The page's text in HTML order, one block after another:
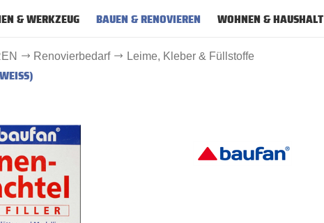
& WERKZEUG BAUEN & RENOVIEREN WOHNEN & HAUSHALT
Renovierbedarf Leime, Kleber & Füllstoffe